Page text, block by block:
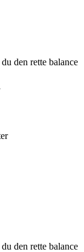
den rette balance
den rette balance